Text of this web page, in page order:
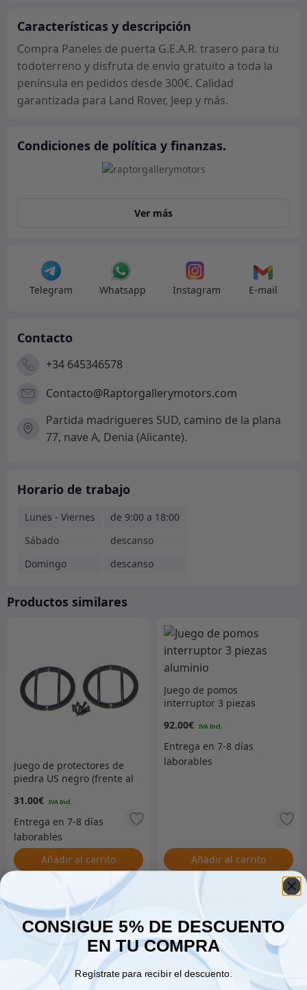
Características y descripción
Compra Paneles de puerta G.E.A.R. trasero para tu
todoterreno y disfruta de envío gratuito a toda la
península en pedidos desde 300€. Calidad
garantizada para Land Rover, Jeep y más.
Condiciones de política y finanzas.
Ver más
Telegram Whatsapp Instagram E-mail
Contacto
+34 645346578
Contacto@Raptorgallerymotors.com
Partida madrigueres SUD, camino de la plana
77, nave A, Denia (Alicante).
Horario de trabajo
Lunes - Viernes
de 9:00 a 18:00
Sábado
descanso
Domingo
descanso
Productos similares
Juego de protectores de
piedra US negro (frente al
31.00€
Añadir al carrito
Juego de pomos
interruptor 3 piezas
92.00€
Añadir al carrito
Vivienda+Termostato 3,6-
Kit de elevación del capó
166.00€
CONSIGUE 5% DE DESCUENTO
EN TU COMPRA
Regístrate para recibir el descuento.